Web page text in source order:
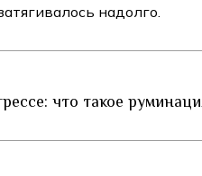
надолго.
что такое